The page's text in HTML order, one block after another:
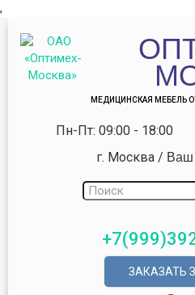
,
МЕДИЦИНСКАЯ МЕБЕЛЬ
Пн-Пт: 09:00 - 18:00
г. Москва/ Ваш
ЗАКАЗАТЬ